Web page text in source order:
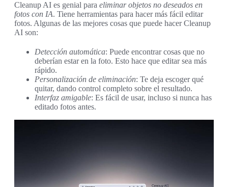
Cleanup AI es genial para eliminar objetos no deseados en
fotos con IA. Tiene herramientas para hacer más fácil editar
fotos. Algunas de las mejores cosas que puede hacer Cleanup
AI son:
Detección automática: Puede encontrar cosas que no
deberían estar en la foto. Esto hace que editar sea más
rápido.
Personalización de eliminación: Te deja escoger qué
quitar, dando control completo sobre el resultado.
Interfaz amigable: Es fácil de usar, incluso si nunca has
editado fotos antes.